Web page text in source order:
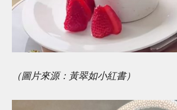
（圖片來源：黃翠如小紅書）